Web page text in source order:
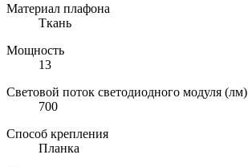
Материал плафона
Ткань
Мощность
13
Световой поток светодиодного модуля (лм)
700
Способ крепления
Планка